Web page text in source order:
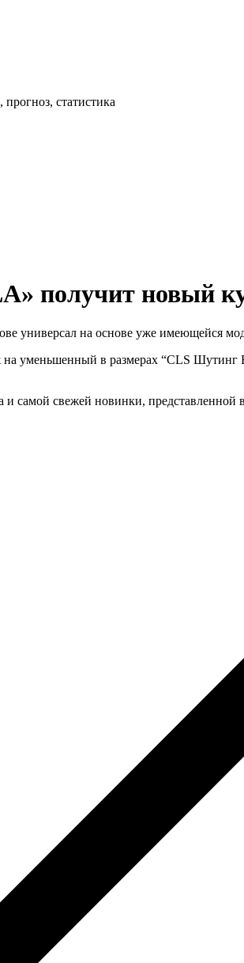
статистика
получит новый
универсал на основе уже имеющейся
уменьшенный в размерах “CLS
и самой свежей новинки,